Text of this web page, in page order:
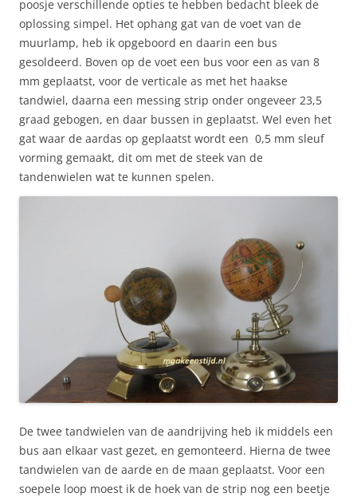
poosje verschillende opties te hebben bedacht bleek de
oplossing simpel. Het ophang gat van de voet van de
muurlamp, heb ik opgeboord en daarin een bus
gesoldeerd. Boven op de voet een bus voor een as van 8
mm geplaatst, voor de verticale as met het haakse
tandwiel, daarna een messing strip onder ongeveer 23,5
graad gebogen, en daar bussen in geplaatst. Wel even het
gat waar de aardas op geplaatst wordt een 0,5 mm sleuf
vorming gemaakt, dit om met de steek van de
tandenwielen wat te kunnen spelen.
De twee tandwielen van de aandrijving heb ik middels een
bus aan elkaar vast gezet, en gemonteerd. Hierna de twee
tandwielen van de aarde en de maan geplaatst. Voor een
soepele loop moest ik de hoek van de strip nog een beetje